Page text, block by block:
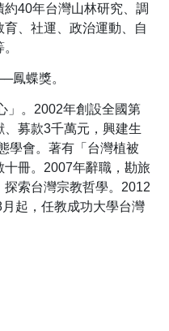
40年台灣山林研究、調
、社運、政治運動、自
鳳蝶獎。
」。2002年創設全國第
募款3千萬元，興建生
學會。著有「台灣植被
冊。2007年辭職，勘旅
索台灣宗教哲學。2012
起，任教成功大學台灣